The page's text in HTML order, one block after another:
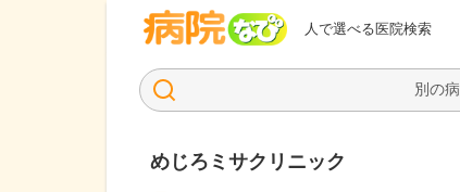
人で選べる医院検索
病院なび
めじろミサクリニック